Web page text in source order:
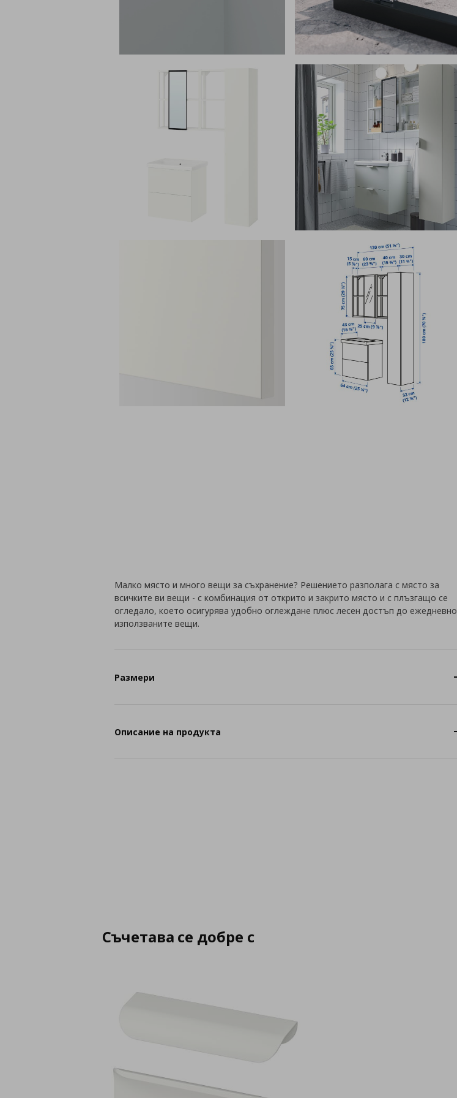
Малко място и много вещи за съхранение? Решението разполага с място за
всичките ви вещи - с комбинация от открито и закрито място и с плъзгащо се
огледало, което осигурява удобно оглеждане плюс лесен достъп до ежедневно
използваните вещи.
Размери
Описание на продукта
Съчетава се добре с